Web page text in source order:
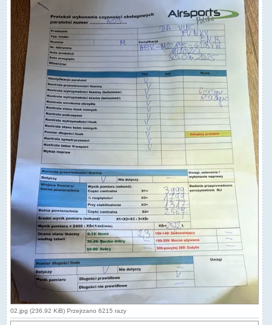
02.jpg (236.92 KiB) Przejrzano 6215 razy